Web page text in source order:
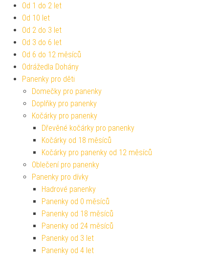
Od 1 do 2 let
Od 10 let
Od 2 do 3 let
Od 3 do 6 let
Od 6 do 12 měsíců
Odrážedla Dohány
Panenky pro děti
Domečky pro panenky
Doplňky pro panenky
Kočárky pro panenky
Dřevěné kočárky pro panenky
Kočárky od 18 měsíců
Kočárky pro panenky od 12 měsíců
Oblečení pro panenky
Panenky pro dívky
Hadrové panenky
Panenky od 0 měsíců
Panenky od 18 měsíců
Panenky od 24 měsíců
Panenky od 3 let
Panenky od 4 let